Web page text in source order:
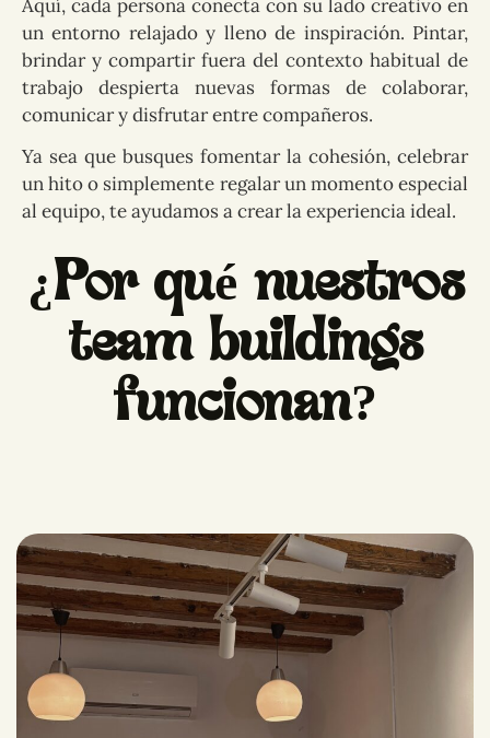
Aquí, cada persona conecta con su lado creativo en
un entorno relajado y lleno de inspiración. Pintar,
brindar y compartir fuera del contexto habitual de
trabajo despierta nuevas formas de colaborar,
comunicar y disfrutar entre compañeros.
Ya sea que busques fomentar la cohesión, celebrar
un hito o simplemente regalar un momento especial
al equipo, te ayudamos a crear la experiencia ideal.
¿Por qué nuestros
team buildings
funcionan?